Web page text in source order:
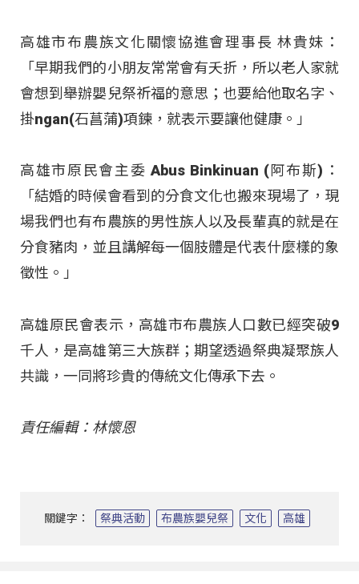
高雄市布農族文化關懷協進會理事長 林貴妹：
「早期我們的小朋友常常會有夭折，所以老人家就
會想到舉辦嬰兒祭祈福的意思；也要給他取名字、
掛ngan(石菖蒲)項鍊，就表示要讓他健康。」
高雄市原民會主委 Abus Binkinuan (阿布斯)：
「結婚的時候會看到的分食文化也搬來現場了，現
場我們也有布農族的男性族人以及長輩真的就是在
分食豬肉，並且講解每一個肢體是代表什麼樣的象
徵性。」
高雄原民會表示，高雄市布農族人口數已經突破9
千人，是高雄第三大族群；期望透過祭典凝聚族人
共識，一同將珍貴的傳統文化傳承下去。
責任編輯：林懷恩
關鍵字： 祭典活動 布農族嬰兒祭 文化 高雄